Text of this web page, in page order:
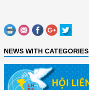
NEWS WITH CATEGORIES